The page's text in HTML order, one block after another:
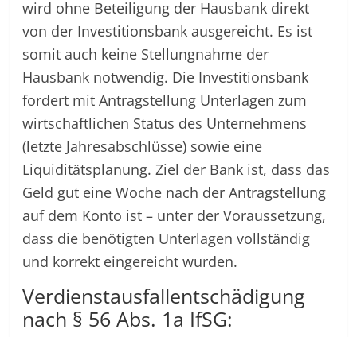
wird ohne Beteiligung der Hausbank direkt
von der Investitionsbank ausgereicht. Es ist
somit auch keine Stellungnahme der
Hausbank notwendig. Die Investitionsbank
fordert mit Antragstellung Unterlagen zum
wirtschaftlichen Status des Unternehmens
(letzte Jahresabschlüsse) sowie eine
Liquiditätsplanung. Ziel der Bank ist, dass das
Geld gut eine Woche nach der Antragstellung
auf dem Konto ist – unter der Voraussetzung,
dass die benötigten Unterlagen vollständig
und korrekt eingereicht wurden.
Verdienstausfallentschädigung
nach § 56 Abs. 1a IfSG: